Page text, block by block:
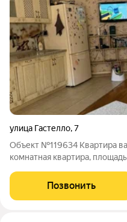
улица Гастелло,7
Объект №119634 Квартира
комнатная квартира,
в 2014 году, высота
парковка, 2
Позвонить